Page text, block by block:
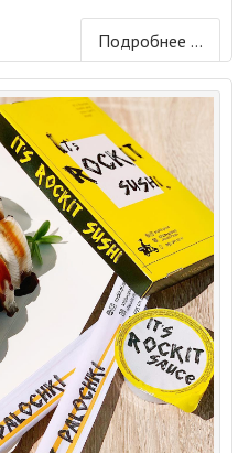
Подробнее ...